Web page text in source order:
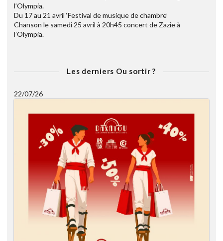
l’Olympia.
Du 17 au 21 avril ‘Festival de musique de chambre’
Chanson le samedi 25 avril à 20h45 concert de Zazie à
l’Olympia.
Les derniers Ou sortir ?
22/07/26